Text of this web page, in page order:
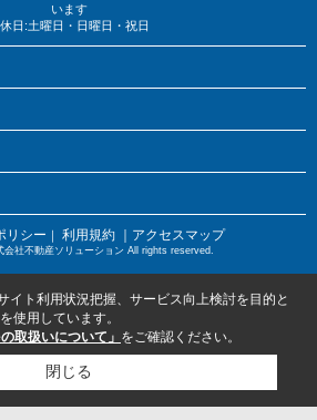
います
日:土曜日・日曜日・祝日
リシー ｜ 利用規約 ｜アクセスマップ
社不動産ソリューション All rights reserved.
イト利用状況把握、サービス向上検討を目的と
使用しています。
取扱いについて」 をご確認ください。
閉じる